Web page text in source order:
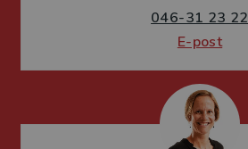
046-31 23 22
E-post